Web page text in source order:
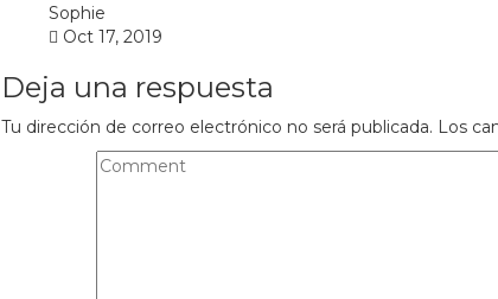
Sophie
Oct 17, 2019
Deja una respuesta
Tu dirección de correo electrónico no será publicada. Los